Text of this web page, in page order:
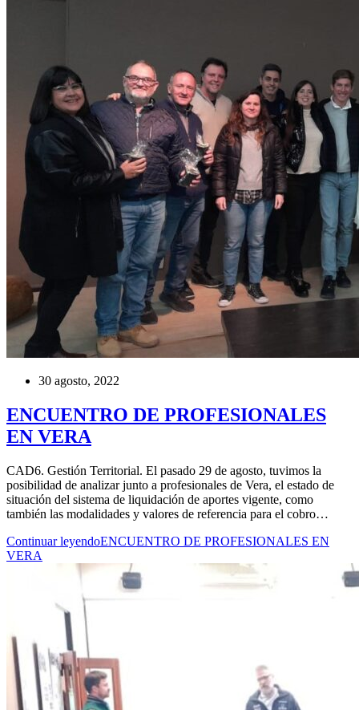
30 agosto, 2022
ENCUENTRO DE PROFESIONALES
EN VERA
CAD6. Gestión Territorial. El pasado 29 de agosto, tuvimos la
posibilidad de analizar junto a profesionales de Vera, el estado de
situación del sistema de liquidación de aportes vigente, como
también las modalidades y valores de referencia para el cobro…
Continuar leyendoENCUENTRO DE PROFESIONALES EN
VERA